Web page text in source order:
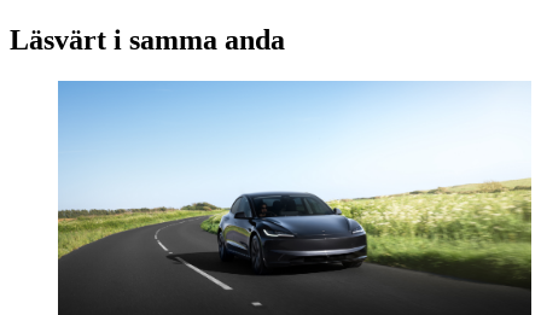
Läsvärt i samma anda